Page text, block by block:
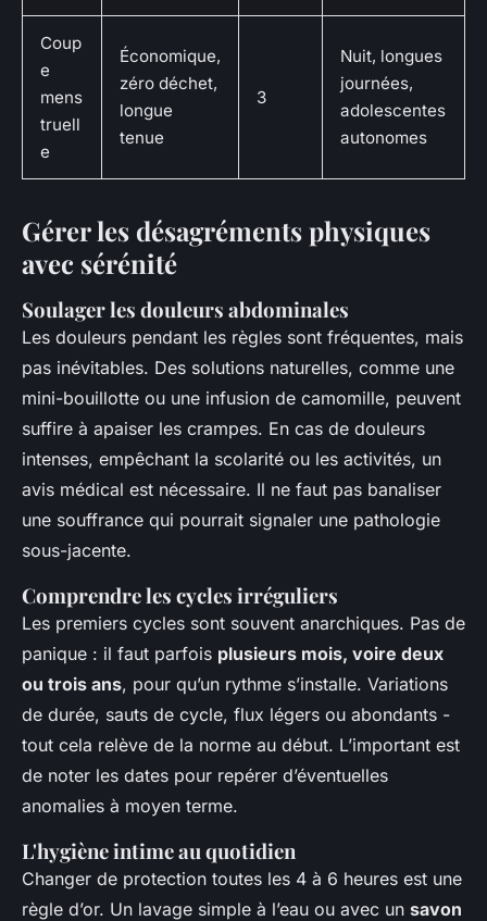
Coup
e
mens
truell
e
Économique,
zéro déchet,
longue
tenue
3
Nuit, longues
journées,
adolescentes
autonomes
Gérer les désagréments physiques
avec sérénité
Soulager les douleurs abdominales
Les douleurs pendant les règles sont fréquentes, mais
pas inévitables. Des solutions naturelles, comme une
mini-bouillotte ou une infusion de camomille, peuvent
suffire à apaiser les crampes. En cas de douleurs
intenses, empêchant la scolarité ou les activités, un
avis médical est nécessaire. Il ne faut pas banaliser
une souffrance qui pourrait signaler une pathologie
sous-jacente.
Comprendre les cycles irréguliers
Les premiers cycles sont souvent anarchiques. Pas de
panique : il faut parfois plusieurs mois, voire deux
ou trois ans, pour qu’un rythme s’installe. Variations
de durée, sauts de cycle, flux légers ou abondants -
tout cela relève de la norme au début. L’important est
de noter les dates pour repérer d’éventuelles
anomalies à moyen terme.
L'hygiène intime au quotidien
Changer de protection toutes les 4 à 6 heures est une
règle d’or. Un lavage simple à l’eau ou avec un savon